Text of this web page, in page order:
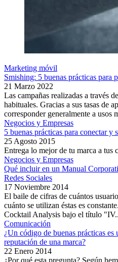
Marketing móvil
Smishing: 5 buenas prácticas para
21 Marzo 2022
Las campañas realizadas a través
habituales. Gracias a sus tasas de
corresponder generalmente a usos
Negocios y Empresas
5 buenas prácticas para conectar y
25 Agosto 2015
Entrega lo mejor de tu marca a tus
Negocios y Empresas
Qué incluir en un Manual
Redes Sociales
17 Noviembre 2014
El baile de cifras de cuántos
cuánto se utilizan éstas es
Cocktail Analysis bajo el título
Comunicación
¿Un código de buenas prácticas
reputación de una marca?
22 Enero 2014
¿Por qué esta pregunta? Según